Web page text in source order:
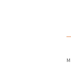
M